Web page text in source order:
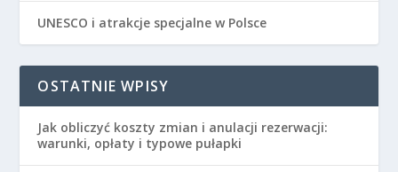
UNESCO i atrakcje specjalne w Polsce
OSTATNIE WPISY
Jak obliczyć koszty zmian i anulacji rezerwacji:
warunki, opłaty i typowe pułapki